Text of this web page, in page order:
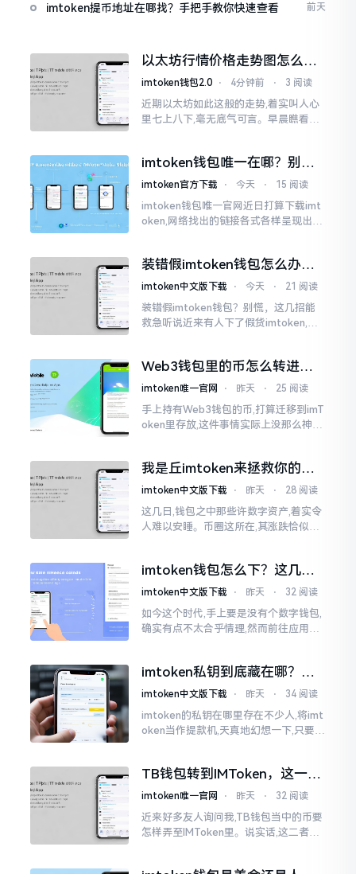
imtoken提币地址在哪找？手把手教你快速查看 前天
以太坊行情价格走势图怎么看
才不亏钱
imtoken钱包2.0 ⋅ 4分钟前 ⋅ 3 阅读
近期以太坊如此这般的走势,着实叫人心
里七上八下,毫无底气可言。早晨瞧看之
得让人心里直冒慌意。
imtoken钱包唯一在哪？别乱
点，小心假网站
imtoken官方下载 ⋅ 今天 ⋅ 15 阅读
imtoken钱包唯一官网近日打算下载imt
oken,网络找出的链接各式各样呈现出乱
直忐忑不安。我折腾了好些日子
装错假imtoken钱包怎么办？
别慌，快卸载，这几招能救急
imtoken中文版下载 ⋅ 今天 ⋅ 21 阅读
装错假imtoken钱包？别慌，这几招能
救急听说近来有人下了假货imtoken,心
是陷阱。
Web3钱包里的币怎么转进
imToken？别慌，三步搞定
imtoken唯一官网 ⋅ 昨天 ⋅ 25 阅读
手上持有Web3钱包的币,打算迁移到imT
oken里存放,这件事情实际上没那么神秘
我是丘imtoken来拯救你的钱
包
imtoken中文版下载 ⋅ 昨天 ⋅ 28 阅读
这几日,钱包之中那些许数字资产,着实令
人难以安睡。币圈这所在,其涨跌恰似翻
堆币
imtoken钱包怎么下？这几种
靠谱路子别走歪
imtoken中文版下载 ⋅ 昨天 ⋅ 32 阅读
如今这个时代,手上要是没有个数字钱包,
确实有点不太合乎情理,然而前往应用商
似乎相似
imtoken私钥到底藏在哪？别
慌，找对地方才安心
imtoken中文版下载 ⋅ 昨天 ⋅ 34 阅读
imtoken的私钥在哪里存在不少人,将imt
oken当作提款机,天真地幻想一下,只要把
TB钱包转到IMToken，这一步
别走错
imtoken唯一官网 ⋅ 昨天 ⋅ 32 阅读
近来好多友人询问我,TB钱包当中的币要
怎样弄至IMToken里。说实话,这二者皆